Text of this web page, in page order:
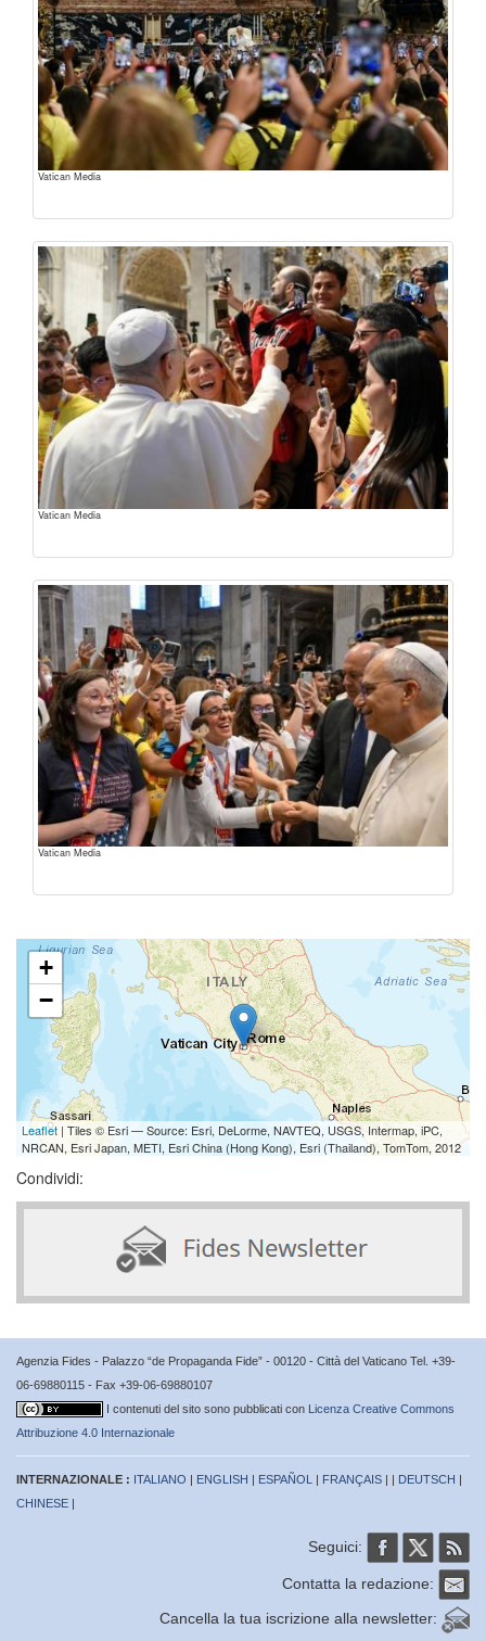
Vatican Media
Vatican Media
Vatican Media
+
−
Leaflet | Tiles © Esri — Source: Esri, DeLorme, NAVTEQ, USGS, Intermap, iPC,
NRCAN, Esri Japan, METI, Esri China (Hong Kong), Esri (Thailand), TomTom, 2012
Condividi:
Agenzia Fides - Palazzo “de Propaganda Fide” - 00120 - Città del Vaticano Tel. +39-
06-69880115 - Fax +39-06-69880107
I contenuti del sito sono pubblicati con Licenza Creative Commons
Attribuzione 4.0 Internazionale
INTERNAZIONALE : ITALIANO | ENGLISH | ESPAÑOL | FRANÇAIS | | DEUTSCH |
CHINESE |
Seguici:
Contatta la redazione:
Cancella la tua iscrizione alla newsletter: